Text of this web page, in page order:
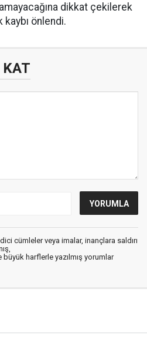
dikkat çekilerek
önlendi.
KAT
cümleler veya imalar, inançlara saldırı
harflerle yazılmış yorumlar